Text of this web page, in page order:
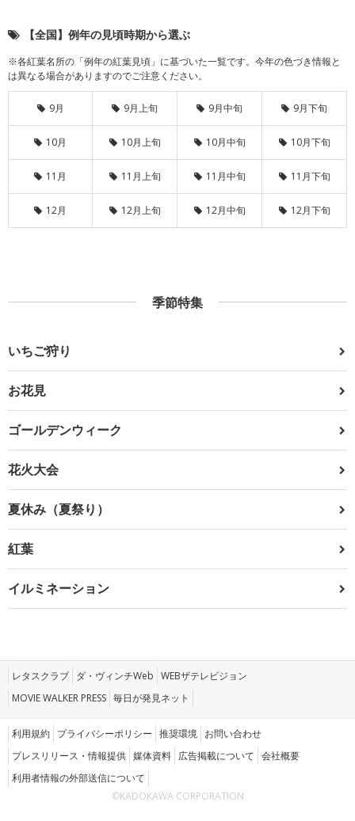
【全国】例年の見頃時期から選ぶ
※各紅葉名所の「例年の紅葉見頃」に基づいた一覧です。今年の色づき情報と
は異なる場合がありますのでご注意ください。
9月 9月上旬 9月中旬 9月下旬
10月 10月上旬 10月中旬 10月下旬
11月 11月上旬 11月中旬 11月下旬
12月 12月上旬 12月中旬 12月下旬
季節特集
いちご狩り
お花見
ゴールデンウィーク
花火大会
夏休み（夏祭り）
紅葉
イルミネーション
レタスクラブ ダ・ヴィンチWeb WEBザテレビジョン
MOVIE WALKER PRESS 毎日が発見ネット
利用規約 プライバシーポリシー 推奨環境 お問い合わせ
プレスリリース・情報提供 媒体資料 広告掲載について 会社概要
利用者情報の外部送信について
©KADOKAWA CORPORATION